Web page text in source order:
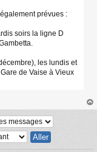
prévues :
soirs la ligne D
les lundis et
de Vaise à Vieux
au